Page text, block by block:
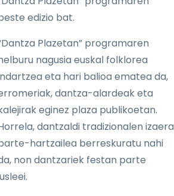
edizio bat.
Plazetan” programaren
nagusia euskal folklorea
eta hari balioa ematea da,
dantza-alardeak eta
eginez plaza publikoetan.
dantzaldi tradizionalen izaera
hartzailea berreskuratu nahi
non dantzariek festan parte